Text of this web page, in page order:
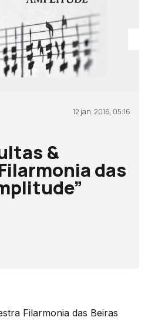
12 jan, 2016, 05:16
&
das
Filarmonia das Beiras